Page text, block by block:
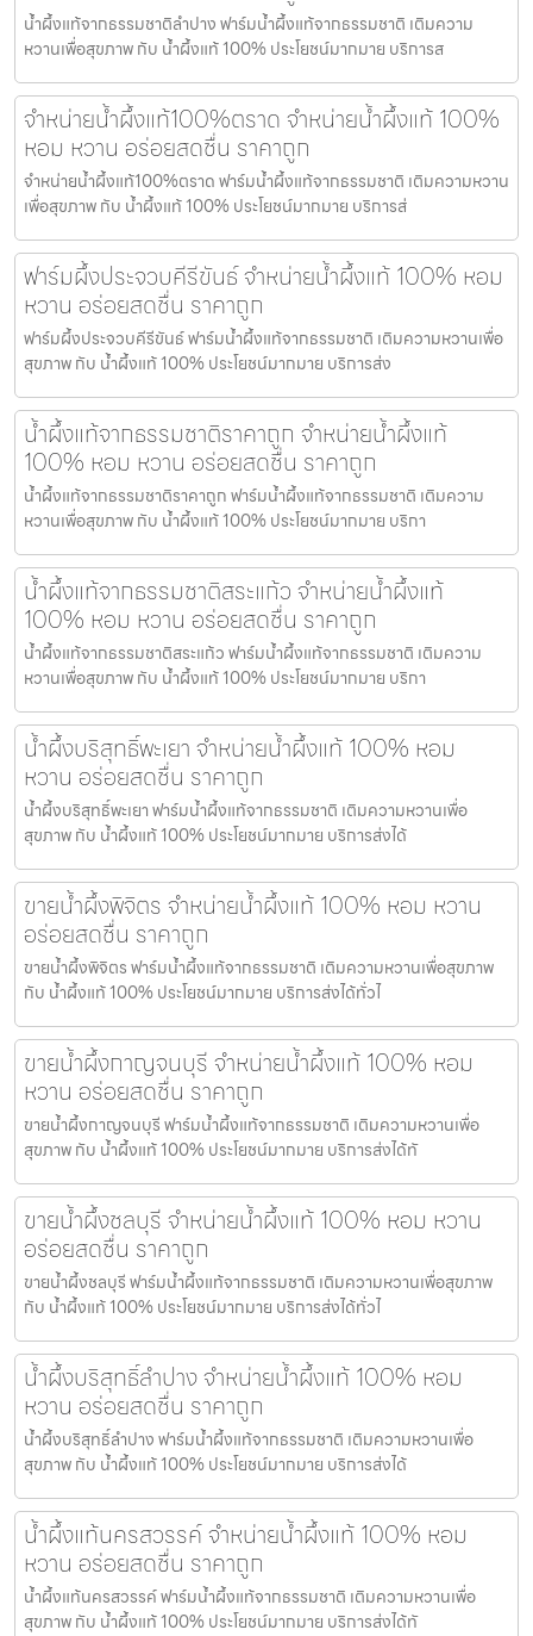
น้ำผึ้งแท้จากธรรมชาติลำปาง ฟาร์มน้ำผึ้งแท้จากธรรมชาติ เติมความ
หวานเพื่อสุขภาพ กับ น้ำผึ้งแท้ 100% ประโยชน์มากมาย บริการส
จำหน่ายน้ำผึ้งแท้100%ตราด จำหน่ายน้ำผึ้งแท้ 100%
หอม หวาน อร่อยสดชื่น ราคาถูก
จำหน่ายน้ำผึ้งแท้100%ตราด ฟาร์มน้ำผึ้งแท้จากธรรมชาติ เติมความหวาน
เพื่อสุขภาพ กับ น้ำผึ้งแท้ 100% ประโยชน์มากมาย บริการส่
ฟาร์มผึ้งประจวบคีรีขันธ์ จำหน่ายน้ำผึ้งแท้ 100% หอม
หวาน อร่อยสดชื่น ราคาถูก
ฟาร์มผึ้งประจวบคีรีขันธ์ ฟาร์มน้ำผึ้งแท้จากธรรมชาติ เติมความหวานเพื่อ
สุขภาพ กับ น้ำผึ้งแท้ 100% ประโยชน์มากมาย บริการส่ง
น้ำผึ้งแท้จากธรรมชาติราคาถูก จำหน่ายน้ำผึ้งแท้
100% หอม หวาน อร่อยสดชื่น ราคาถูก
น้ำผึ้งแท้จากธรรมชาติราคาถูก ฟาร์มน้ำผึ้งแท้จากธรรมชาติ เติมความ
หวานเพื่อสุขภาพ กับ น้ำผึ้งแท้ 100% ประโยชน์มากมาย บริกา
น้ำผึ้งแท้จากธรรมชาติสระแก้ว จำหน่ายน้ำผึ้งแท้
100% หอม หวาน อร่อยสดชื่น ราคาถูก
น้ำผึ้งแท้จากธรรมชาติสระแก้ว ฟาร์มน้ำผึ้งแท้จากธรรมชาติ เติมความ
หวานเพื่อสุขภาพ กับ น้ำผึ้งแท้ 100% ประโยชน์มากมาย บริกา
น้ำผึ้งบริสุทธิ์พะเยา จำหน่ายน้ำผึ้งแท้ 100% หอม
หวาน อร่อยสดชื่น ราคาถูก
น้ำผึ้งบริสุทธิ์พะเยา ฟาร์มน้ำผึ้งแท้จากธรรมชาติ เติมความหวานเพื่อ
สุขภาพ กับ น้ำผึ้งแท้ 100% ประโยชน์มากมาย บริการส่งได้
ขายน้ำผึ้งพิจิตร จำหน่ายน้ำผึ้งแท้ 100% หอม หวาน
อร่อยสดชื่น ราคาถูก
ขายน้ำผึ้งพิจิตร ฟาร์มน้ำผึ้งแท้จากธรรมชาติ เติมความหวานเพื่อสุขภาพ
กับ น้ำผึ้งแท้ 100% ประโยชน์มากมาย บริการส่งได้ทั่วไ
ขายน้ำผึ้งกาญจนบุรี จำหน่ายน้ำผึ้งแท้ 100% หอม
หวาน อร่อยสดชื่น ราคาถูก
ขายน้ำผึ้งกาญจนบุรี ฟาร์มน้ำผึ้งแท้จากธรรมชาติ เติมความหวานเพื่อ
สุขภาพ กับ น้ำผึ้งแท้ 100% ประโยชน์มากมาย บริการส่งได้ทั
ขายน้ำผึ้งชลบุรี จำหน่ายน้ำผึ้งแท้ 100% หอม หวาน
อร่อยสดชื่น ราคาถูก
ขายน้ำผึ้งชลบุรี ฟาร์มน้ำผึ้งแท้จากธรรมชาติ เติมความหวานเพื่อสุขภาพ
กับ น้ำผึ้งแท้ 100% ประโยชน์มากมาย บริการส่งได้ทั่วไ
น้ำผึ้งบริสุทธิ์ลำปาง จำหน่ายน้ำผึ้งแท้ 100% หอม
หวาน อร่อยสดชื่น ราคาถูก
น้ำผึ้งบริสุทธิ์ลำปาง ฟาร์มน้ำผึ้งแท้จากธรรมชาติ เติมความหวานเพื่อ
สุขภาพ กับ น้ำผึ้งแท้ 100% ประโยชน์มากมาย บริการส่งได้
น้ำผึ้งแท้นครสวรรค์ จำหน่ายน้ำผึ้งแท้ 100% หอม
หวาน อร่อยสดชื่น ราคาถูก
น้ำผึ้งแท้นครสวรรค์ ฟาร์มน้ำผึ้งแท้จากธรรมชาติ เติมความหวานเพื่อ
สุขภาพ กับ น้ำผึ้งแท้ 100% ประโยชน์มากมาย บริการส่งได้ทั